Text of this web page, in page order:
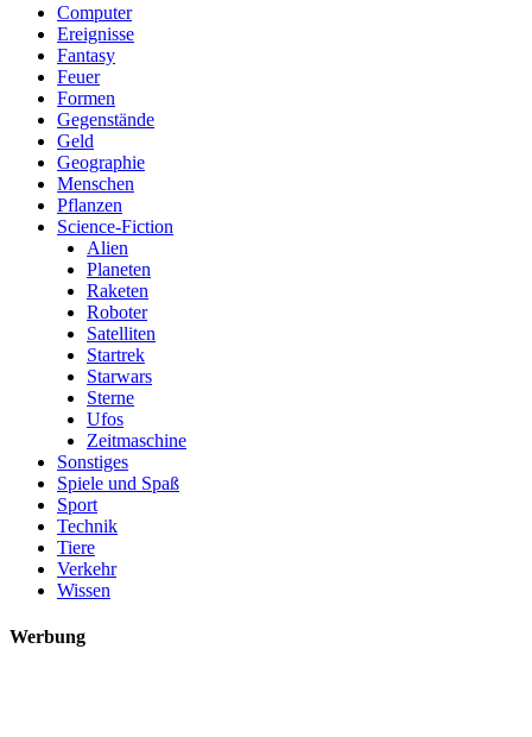
Computer
Ereignisse
Fantasy
Feuer
Formen
Gegenstände
Geld
Geographie
Menschen
Pflanzen
Science-Fiction
Alien
Planeten
Raketen
Roboter
Satelliten
Startrek
Starwars
Sterne
Ufos
Zeitmaschine
Sonstiges
Spiele und Spaß
Sport
Technik
Tiere
Verkehr
Wissen
Werbung